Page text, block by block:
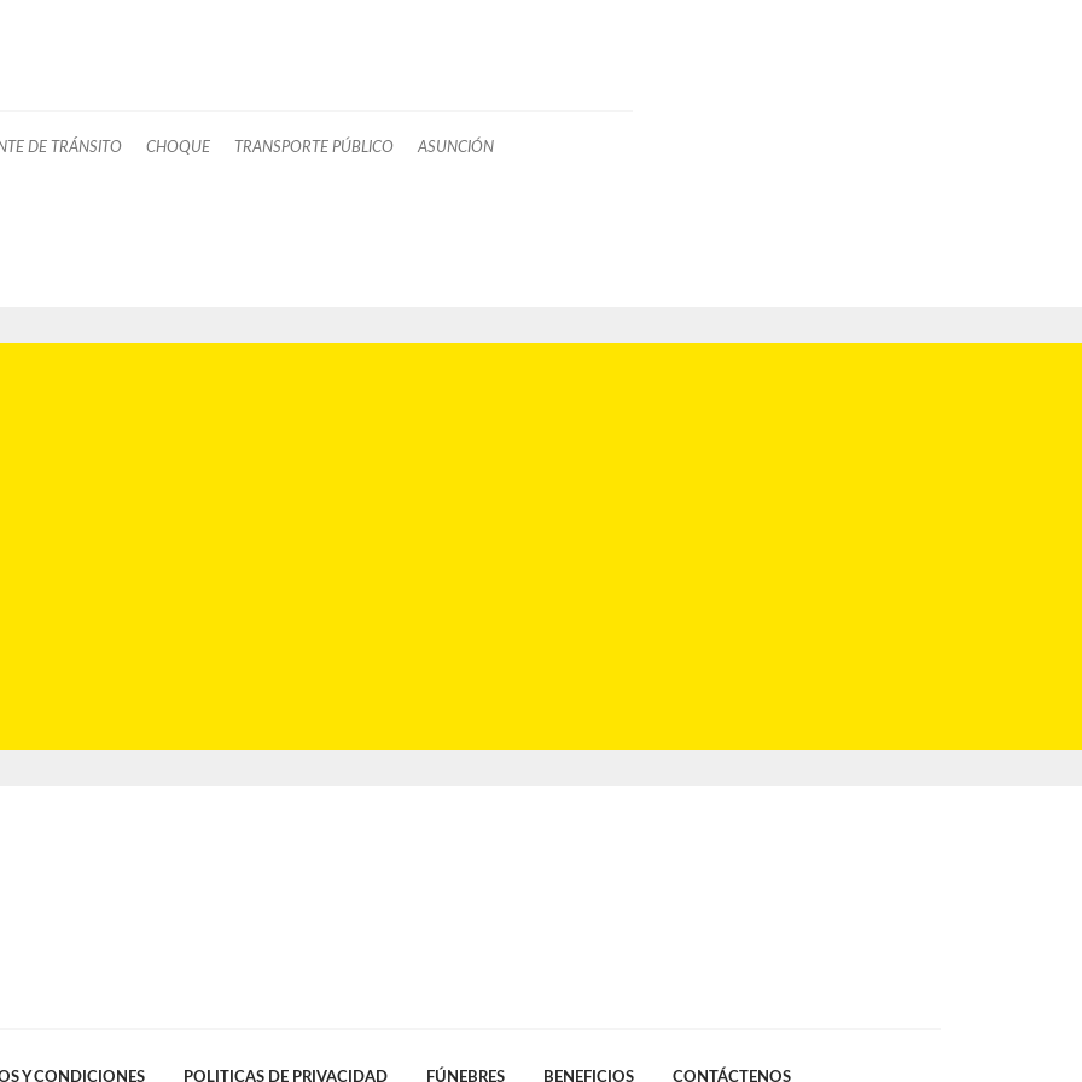
DE TRÁNSITO CHOQUE TRANSPORTE PÚBLICO ASUNCIÓN
Y CONDICIONES POLITICAS DE PRIVACIDAD FÚNEBRES BENEFICIOS CONTÁCTENOS